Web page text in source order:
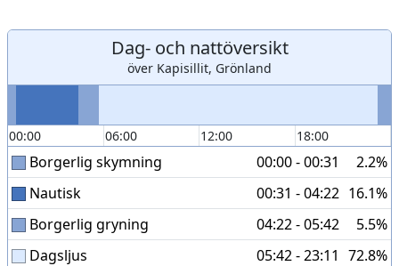
Dag- och nattöversikt
över Kapisillit, Grönland
00:00 06:00 12:00 18:00
Borgerlig skymning 00:00 - 00:31
2.2%
Nautisk
00:31 - 04:22 16.1%
Borgerlig gryning
04:22 - 05:42
5.5%
Dagsljus
05:42 - 23:11 72.8%